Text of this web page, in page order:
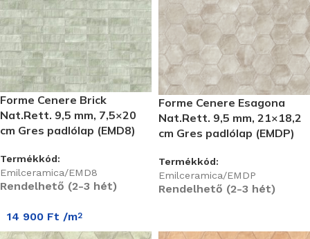
Forme Cenere Brick
Nat.Rett. 9,5 mm, 7,5×20
cm Gres padlólap (EMD8)
Termékkód:
Emilceramica/EMD8
Rendelhető (2-3 hét)
Forme Cenere Esagona
Nat.Rett. 9,5 mm, 21×18,2
cm Gres padlólap (EMDP)
Termékkód:
Emilceramica/EMDP
Rendelhető (2-3 hét)
14 900 Ft /m2